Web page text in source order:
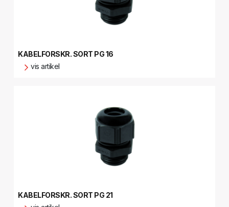
KABELFORSKR. SORT PG 16
vis artikel
KABELFORSKR. SORT PG 21